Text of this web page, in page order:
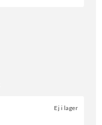
Ej i lager